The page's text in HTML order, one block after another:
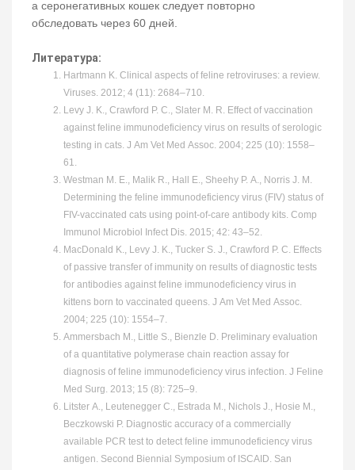
а серонегативных кошек следует повторно
обследовать через 60 дней.
Литература:
Hartmann K. Clinical aspects of feline retroviruses: a review.
Viruses. 2012; 4 (11): 2684–710.
Levy J. K., Crawford P. C., Slater M. R. Effect of vaccination
against feline immunodeficiency virus on results of serologic
testing in cats. J Am Vet Med Assoc. 2004; 225 (10): 1558–
61.
Westman M. E., Malik R., Hall E., Sheehy P. A., Norris J. M.
Determining the feline immunodeficiency virus (FIV) status of
FIV-vaccinated cats using point-of-care antibody kits. Comp
Immunol Microbiol Infect Dis. 2015; 42: 43–52.
MacDonald K., Levy J. K., Tucker S. J., Crawford P. C. Effects
of passive transfer of immunity on results of diagnostic tests
for antibodies against feline immunodeficiency virus in
kittens born to vaccinated queens. J Am Vet Med Assoc.
2004; 225 (10): 1554–7.
Ammersbach M., Little S., Bienzle D. Preliminary evaluation
of a quantitative polymerase chain reaction assay for
diagnosis of feline immunodeficiency virus infection. J Feline
Med Surg. 2013; 15 (8): 725–9.
Litster A., Leutenegger C., Estrada M., Nichols J., Hosie M.,
Beczkowski P. Diagnostic accuracy of a commercially
available PCR test to detect feline immunodeficiency virus
antigen. Second Biennial Symposium of ISCAID. San